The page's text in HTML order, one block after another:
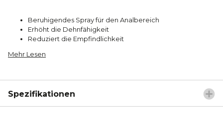
Beruhigendes Spray für den Analbereich
Erhöht die Dehnfähigkeit
Reduziert die Empfindlichkeit
Mehr Lesen
Spezifikationen